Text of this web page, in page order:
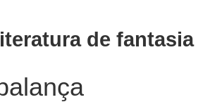
de fantasia